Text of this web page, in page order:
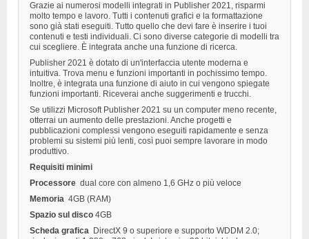
Grazie ai numerosi modelli integrati in Publisher 2021, risparmi
molto tempo e lavoro. Tutti i contenuti grafici e la formattazione
sono già stati eseguiti. Tutto quello che devi fare è inserire i tuoi
contenuti e testi individuali. Ci sono diverse categorie di modelli tra
cui scegliere. È integrata anche una funzione di ricerca.
Publisher 2021 è dotato di un'interfaccia utente moderna e
intuitiva. Trova menu e funzioni importanti in pochissimo tempo.
Inoltre, è integrata una funzione di aiuto in cui vengono spiegate
funzioni importanti. Riceverai anche suggerimenti e trucchi.
Se utilizzi Microsoft Publisher 2021 su un computer meno recente,
otterrai un aumento delle prestazioni. Anche progetti e
pubblicazioni complessi vengono eseguiti rapidamente e senza
problemi su sistemi più lenti, così puoi sempre lavorare in modo
produttivo.
Requisiti minimi
Processore dual core con almeno 1,6 GHz o più veloce
Memoria 4GB (RAM)
Spazio sul disco 4GB
Scheda grafica DirectX 9 o superiore e supporto WDDM 2.0;